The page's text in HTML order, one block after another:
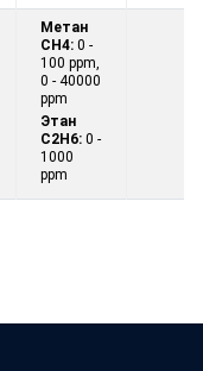
Метан
CH4: 0 -
100 ppm,
0 - 40000
ppm
Этан
C2H6: 0 -
1000
ppm